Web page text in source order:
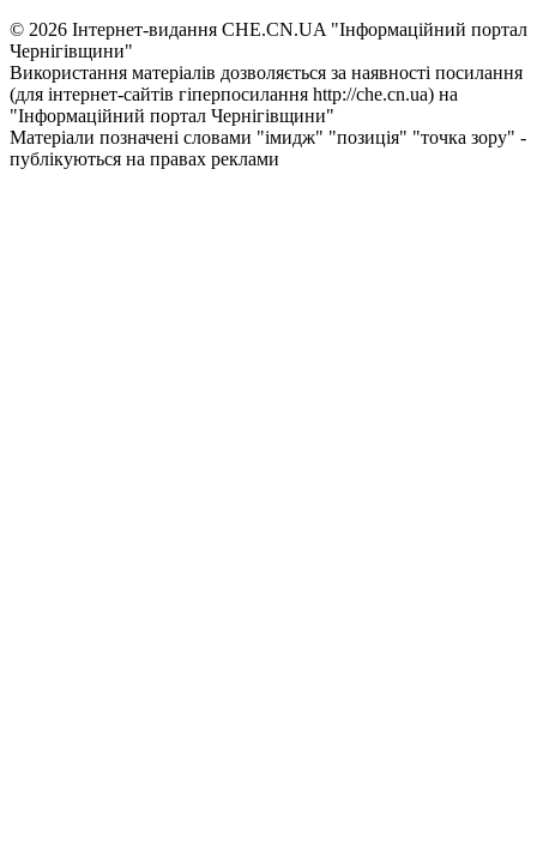
© 2026 Інтернет-видання CHE.CN.UA "Інформаційний портал
Чернiгiвщини"
Використання матеріалів дозволяється за наявності посилання
(для інтернет-сайтів гіперпосилання http://che.cn.ua) на
"Інформаційний портал Чернiгiвщини"
Матеріали позначені словами "імидж" "позиція" "точка зору" -
публікуються на правах реклами